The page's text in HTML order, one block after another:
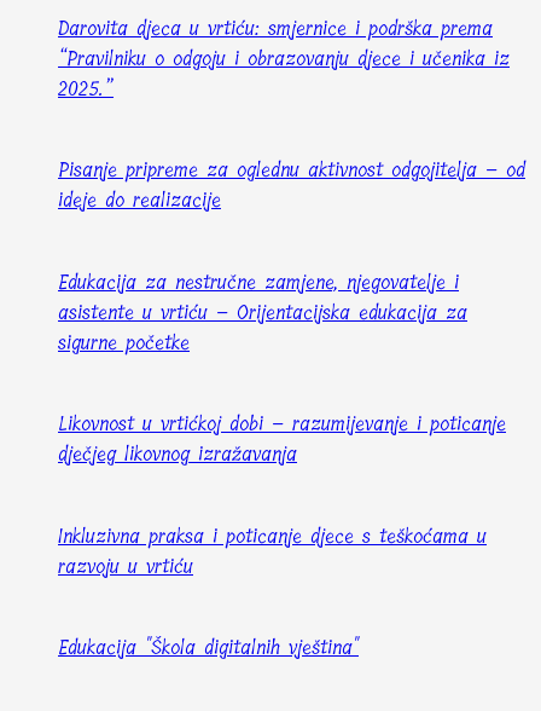
Darovita djeca u vrtiću: smjernice i podrška prema
“Pravilniku o odgoju i obrazovanju djece i učenika iz
2025.”
Pisanje pripreme za oglednu aktivnost odgojitelja – od
ideje do realizacije
Edukacija za nestručne zamjene, njegovatelje i
asistente u vrtiću – Orijentacijska edukacija za
sigurne početke
Likovnost u vrtićkoj dobi – razumijevanje i poticanje
dječjeg likovnog izražavanja
Inkluzivna praksa i poticanje djece s teškoćama u
razvoju u vrtiću
Edukacija "Škola digitalnih vještina"